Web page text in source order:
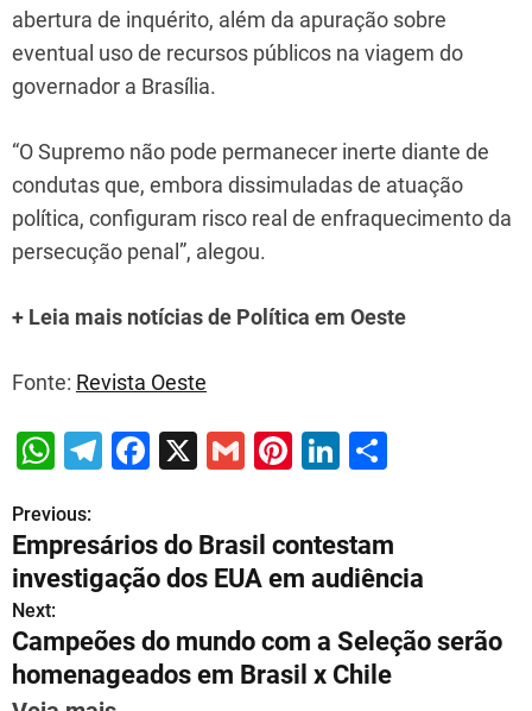
abertura de inquérito, além da apuração sobre
eventual uso de recursos públicos na viagem do
governador a Brasília.
“O Supremo não pode permanecer inerte diante de
condutas que, embora dissimuladas de atuação
política, configuram risco real de enfraquecimento da
persecução penal”, alegou.
+ Leia mais notícias de Política em Oeste
Fonte: Revista Oeste
W
at
s
A
p
p
T
e
gr
a
m
F
e
b
o
o
X
G
ai
l
Pi
er
e
st
Li
k
e
dI
n
e
P
o
s
t
n
Previous:
Empresários do Brasil contestam
investigação dos EUA em audiência
Next:
Campeões do mundo com a Seleção serão
homenageados em Brasil x Chile